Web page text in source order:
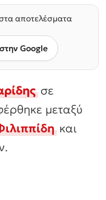
αποτελέσματα
Google
σε
μεταξύ
και